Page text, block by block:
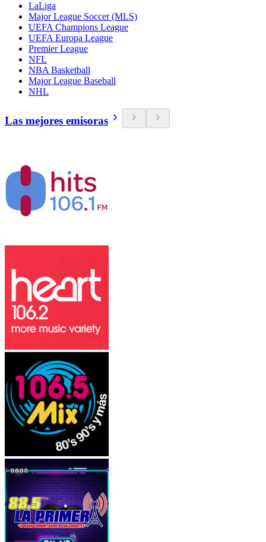
LaLiga
Major League Soccer (MLS)
UEFA Champions League
UEFA Europa League
Premier League
NFL
NBA Basketball
Major League Baseball
NHL
Las mejores emisoras